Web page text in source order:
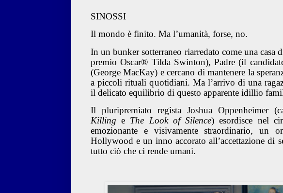
SINOSSI
Il mondo è finito. Ma l’umanità, forse, no.
In un bunker sotterraneo riarredato come una
premio Oscar® Tilda Swinton), Padre (il
(George MacKay) e cercano di mantenere la
a piccoli rituali quotidiani. Ma l’arrivo di una
il delicato equilibrio di questo apparente idillio
Il pluripremiato regista Joshua Oppenheimer
Killing e The Look of Silence) esordisce nel
emozionante e visivamente straordinario, un
Hollywood e un inno accorato all’accettazione di
tutto ciò che ci rende umani.